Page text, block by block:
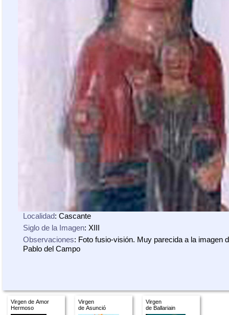
Localidad: Cascante
Siglo de la Imagen: XIII
Observaciones: Foto fusio-visión. Muy parecida a la imagen
Pablo del Campo
Virgen de Amor
Hermoso
Virgen
de Asunció
Virgen
de Ballariain